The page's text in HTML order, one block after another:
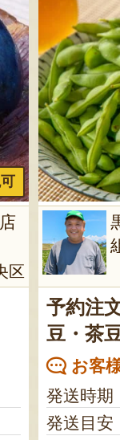
区
予約注
豆・茶
お客
発送時期
発送目安